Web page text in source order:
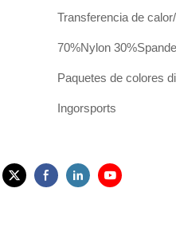
Transferencia de
70%Nylon
Paquetes de colores
Ingorsports